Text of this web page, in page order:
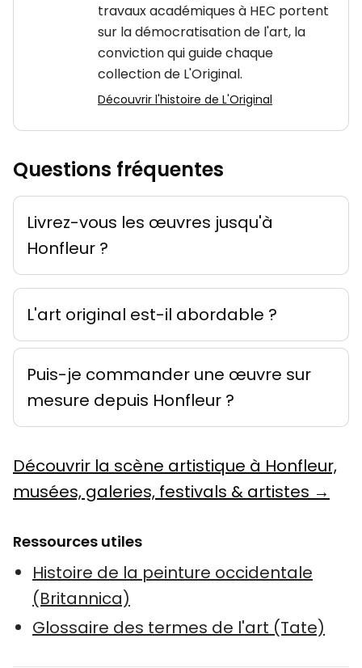
travaux académiques à HEC portent
sur la démocratisation de l'art, la
conviction qui guide chaque
collection de L'Original.
Découvrir l'histoire de L'Original
Questions fréquentes
Livrez-vous les œuvres jusqu'à
Honfleur ?
L'art original est-il abordable ?
Puis-je commander une œuvre sur
mesure depuis Honfleur ?
Découvrir la scène artistique à Honfleur,
musées, galeries, festivals & artistes →
Ressources utiles
Histoire de la peinture occidentale
(Britannica)
Glossaire des termes de l'art (Tate)